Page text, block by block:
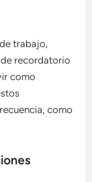
trabajo,
recordatorio
como
como